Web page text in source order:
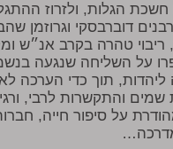
הגלות, ולזרוז
דוברבסקי וגרוזמן
טהרה בקרב אנ״ש
על השליחה שנגעה
ליהדות, תוך כדי הערכה
שמים והתקשרות לרבי,
על סיפור חייה,